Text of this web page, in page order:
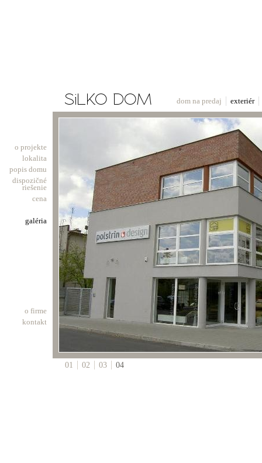
SiLKO DOM dom na predaj exteriér
o firme
kontakt
o projekte
lokalita
popis domu
dispozičné
riešenie
cena
galéria
01 02 03 04